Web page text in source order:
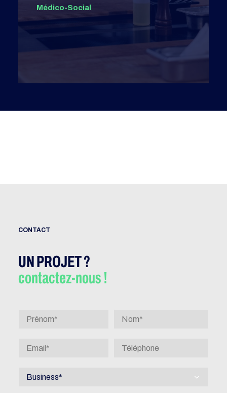
Médico-Social
CONTACT
UN PROJET ?
contactez-nous !